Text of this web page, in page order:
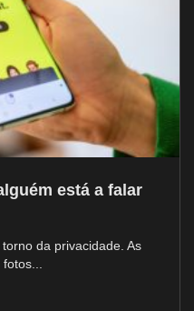
está a falar
da privacidade. As
fotos...